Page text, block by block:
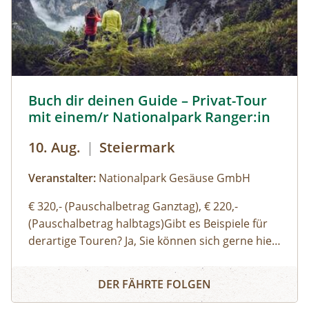
Forschungsprogramme (11:00, 14:00 und 16:00
Uhr): Erwachsene: € 7,00Kinder und Jugendliche
bis 15 Jahre: € 5,00Familienkarte (max. 4
Personen): € 12,00
Buch dir deinen Guide – Privat-Tour
mit einem/r Nationalpark Ranger:in
10. Aug. | Steiermark
Veranstalter: Nationalpark Gesäuse GmbH
€ 320,- (Pauschalbetrag Ganztag), € 220,-
(Pauschalbetrag halbtags)Gibt es Beispiele für
derartige Touren? Ja, Sie können sich gerne hier
einen Überblick über unsere Standard-Touren
verschaffen. Sie können sich aber auch gerne
Buch dir deinen Guide – Privat-Tour mit einem/r
DER FÄHRTE FOLGEN